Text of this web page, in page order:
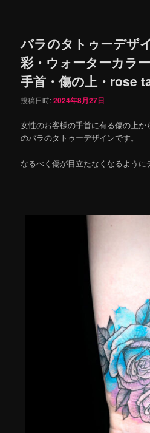
バラのタトゥーデ
彩・ウォーターカラ
手首・傷の上・rose
投稿日時:2024年8月27日
女性のお客様の手首に有る傷の上
のバラのタトゥーデザインです。
なるべく傷が目立たなくなるように